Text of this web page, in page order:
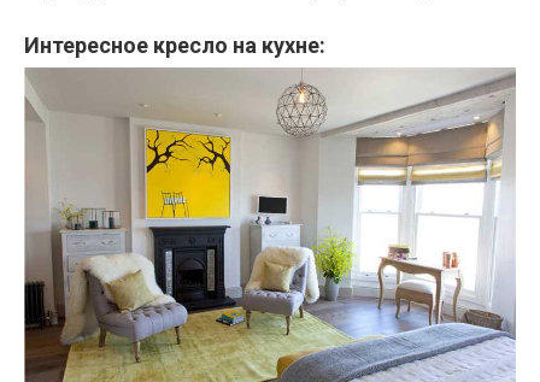
Интересное кресло на кухне: